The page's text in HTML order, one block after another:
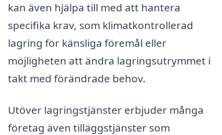
kan även hjälpa till med att hantera
specifika krav, som klimatkontrollerad
lagring för känsliga föremål eller
möjligheten att ändra lagringsutrymmet i
takt med förändrade behov.
Utöver lagringstjänster erbjuder många
företag även tilläggstjänster som